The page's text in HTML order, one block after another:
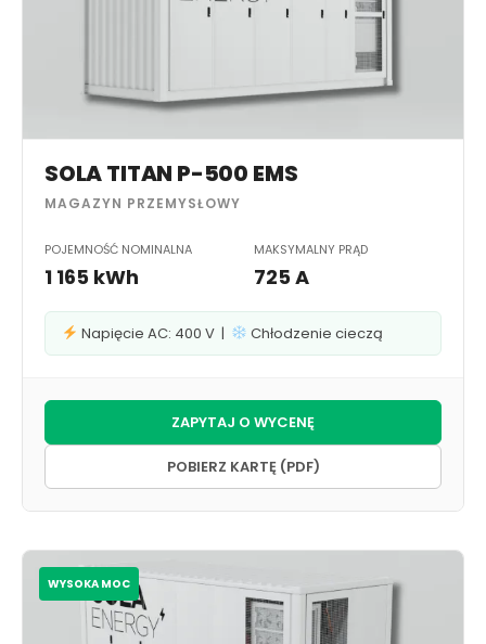
SOLA TITAN P-500 EMS
MAGAZYN PRZEMYSŁOWY
POJEMNOŚĆ NOMINALNA
1 165 kWh
MAKSYMALNY PRĄD
725 A
Napięcie AC: 400 V | Chłodzenie cieczą
ZAPYTAJ O WYCENĘ
POBIERZ KARTĘ (PDF)
WYSOKA MOC